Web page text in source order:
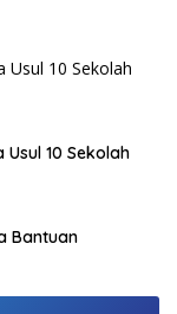
10 Sekolah
Bantuan